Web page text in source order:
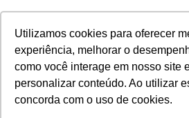
Utilizamos cookies para oferecer
experiência, melhorar o
como você interage em nosso site
personalizar conteúdo. Ao utilizar
concorda com o uso de cookies.
Início/ Categorias/